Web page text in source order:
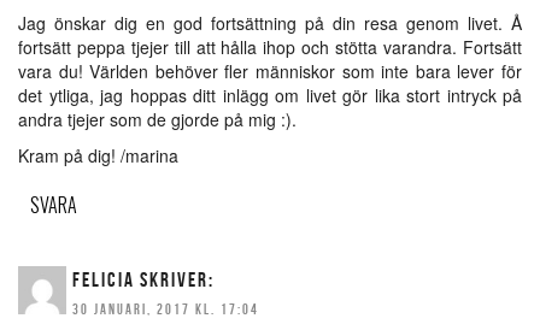
Jag önskar dig en god fortsättning på din resa genom livet. Å
fortsätt peppa tjejer till att hålla ihop och stötta varandra. Fortsätt
vara du! Världen behöver fler människor som inte bara lever för
det ytliga, jag hoppas ditt inlägg om livet gör lika stort intryck på
andra tjejer som de gjorde på mig :).
Kram på dig! /marina
SVARA
FELICIA SKRIVER:
30 JANUARI, 2017 KL. 17:04